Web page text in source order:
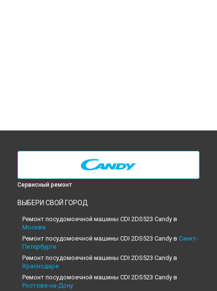
Сервисный ремонт
ВЫБЕРИ СВОЙ ГОРОД
Ремонт посудомоечной машины CDI 2DS523 Candy в
Москве
Ремонт посудомоечной машины CDI 2DS523 Candy в Санкт-
Петербурге
Ремонт посудомоечной машины CDI 2DS523 Candy в
Краснодаре
Ремонт посудомоечной машины CDI 2DS523 Candy в
Ростове-на-Дону